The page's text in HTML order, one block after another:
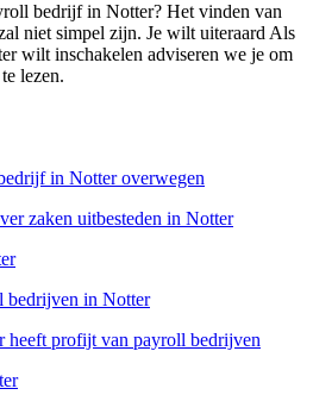
bedrijf in Notter? Het vinden van
niet simpel zijn. Je wilt uiteraard Als
wilt inschakelen adviseren we je om
lezen.
in Notter overwegen
zaken uitbesteden in Notter
bedrijven in Notter
heeft profijt van payroll bedrijven